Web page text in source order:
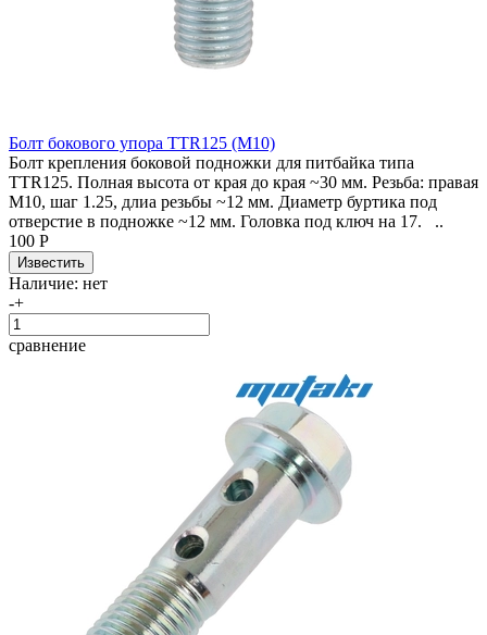
Болт бокового упора TTR125 (М10)
Болт крепления боковой подножки для питбайка типа
TTR125. Полная высота от края до края ~30 мм. Резьба: правая
М10, шаг 1.25, длиа резьбы ~12 мм. Диаметр буртика под
отверстие в подножке ~12 мм. Головка под ключ на 17. ..
100 Р
Наличие: нет
-+
сравнение